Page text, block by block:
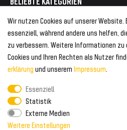
Wir nutzen Cookies auf unserer Website.
essenziell, während andere uns helfen,
zu verbessern. Weitere Informationen zu
Cookies und Ihren Rechten als Nutzer
erklärung und unserem Impressum.
Essenziell
Statistik
Externe Medien
Weitere Einstellungen
Geeignet für Mercedes
Geeignet für Audi
Frontspoiler
Heckspoiler
Kabelbäume
Kühlergrill
FOLGEN SIE UNS AUF
Tuning Fanatics
ZAHLUNG & VERSAND
Zahlungsanbieter
Versand & Zahlung
WELTWEITER VERSAND
© 2026 Tuning Fanatics